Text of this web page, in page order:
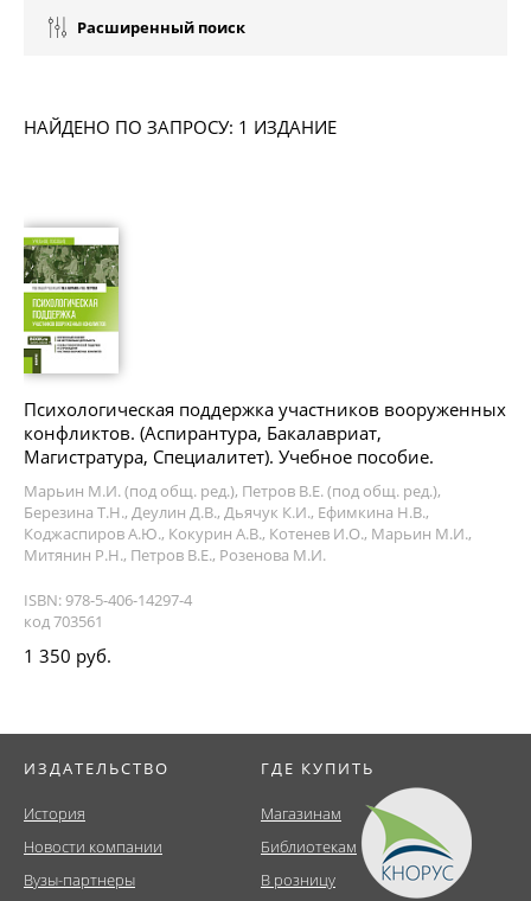
Расширенный поиск
НАЙДЕНО ПО ЗАПРОСУ: 1 ИЗДАНИЕ
Психологическая поддержка участников вооруженных
конфликтов. (Аспирантура, Бакалавриат,
Магистратура, Специалитет). Учебное пособие.
Марьин М.И. (под общ. ред.), Петров В.Е. (под общ. ред.),
Березина Т.Н., Деулин Д.В., Дьячук К.И., Ефимкина Н.В.,
Коджаспиров А.Ю., Кокурин А.В., Котенев И.О., Марьин М.И.,
Митянин Р.Н., Петров В.Е., Розенова М.И.
ISBN: 978-5-406-14297-4
код 703561
1 350 руб.
ИЗДАТЕЛЬСТВО
История
Новости компании
Вузы-партнеры
ГДЕ КУПИТЬ
Магазинам
Библиотекам
В розницу